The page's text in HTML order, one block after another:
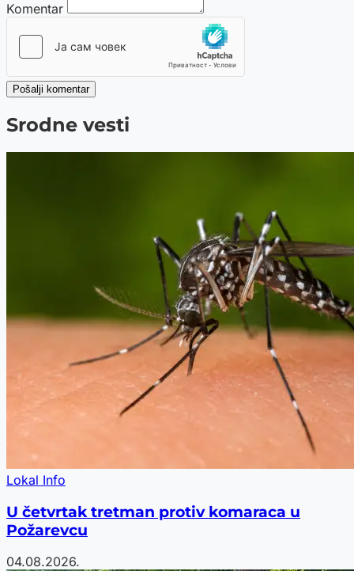
Komentar
Pošalji komentar
Srodne vesti
Lokal Info
U četvrtak tretman protiv komaraca u
Požarevcu
04.08.2026.